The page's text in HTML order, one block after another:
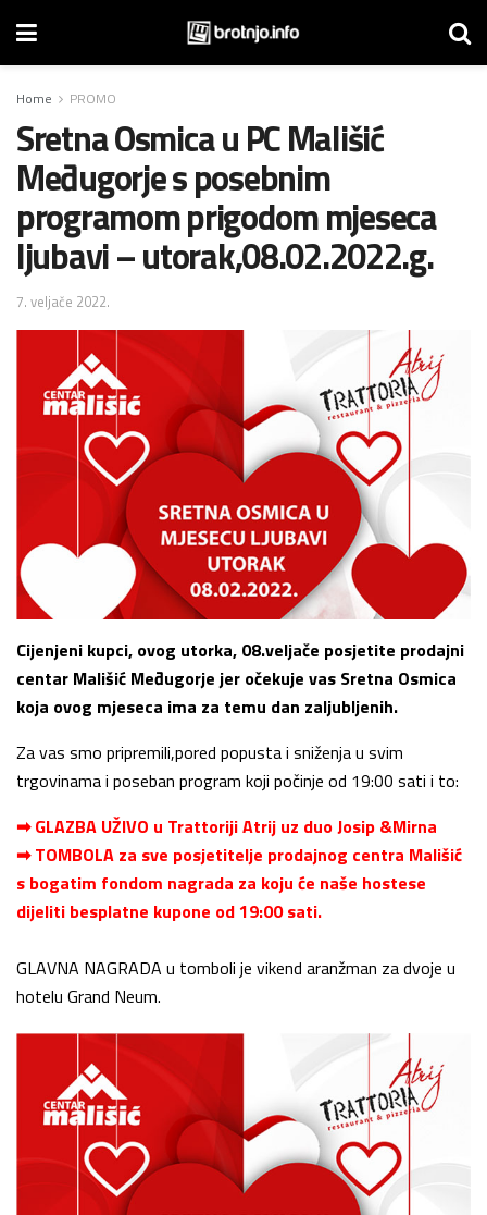
Home PROMO
Sretna Osmica u PC Mališić
Međugorje s posebnim
programom prigodom mjeseca
ljubavi – utorak,08.02.2022.g.
7. veljače 2022.
Cijenjeni kupci, ovog utorka, 08.veljače posjetite prodajni
centar Mališić Međugorje jer očekuje vas Sretna Osmica
koja ovog mjeseca ima za temu dan zaljubljenih.
Za vas smo pripremili,pored popusta i sniženja u svim
trgovinama i poseban program koji počinje od 19:00 sati i to:
➡ GLAZBA UŽIVO u Trattoriji Atrij uz duo Josip &Mirna
➡ TOMBOLA za sve posjetitelje prodajnog centra Mališić
s bogatim fondom nagrada za koju će naše hostese
dijeliti besplatne kupone od 19:00 sati.
GLAVNA NAGRADA u tomboli je vikend aranžman za dvoje u
hotelu Grand Neum.